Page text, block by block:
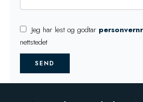
Jeg har lest og godtar
nettstedet
SEND